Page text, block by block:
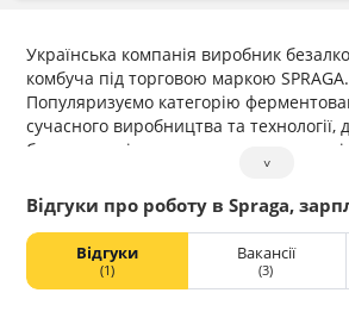
Українська компанія виробник
комбуча під торговою маркою SPRAGA.
Популяризуємо категорію
сучасного виробництва та технології,
безкомпромісного ставлення до якості
Виробництво та офіс компанії
Голосіївському районі м.Київ,
˅
Відгуки про роботу в Spraga,
Відгуки
(1)
Вакансії
(3)